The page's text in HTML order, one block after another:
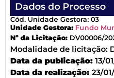
Dados do Processo
Cód. Unidade Gestora: 03
Unidade Gestora: Fundo
Nº da Licitação: DV00006/
Modalidade de licitação:
Data da publicação: 13/
Data da realização: 23/